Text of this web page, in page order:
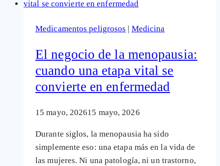
Medicamentos peligrosos Medicina
El negocio de la menopausia:
cuando una etapa vital se
convierte en enfermedad
15 mayo, 202615 mayo, 2026
Durante siglos, la menopausia ha sido
simplemente eso: una etapa más en la vida de
las mujeres. Ni una patología, ni un trastorno,